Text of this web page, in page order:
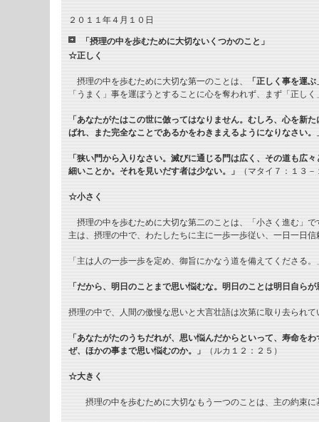
２０１１年４月１０日
「摂理の中を歩むために大切ないくつかのこと」
☆正しく
摂理の中を歩むために大切な第一のことは、「正しく事を運ぶ
「うまく」事を運ぼうとすることに心を奪われず、まず「正し
「あなたがたはこの世に倣ってはなりません。むしろ、心を新
ばれ、また完全なことであるかをわきまえるようになりなさい。
「狭い門から入りなさい。滅びに通じる門は広く、その道も広
細いことか。それを見いだす者は少ない。」（マタイ７：１３－
☆小さく
摂理の中を歩むために大切な第二のことは、「小さく進む」で
主は、摂理の中で、わたしたちに主に一歩一歩従い、一日一日
「主は人の一歩一歩を定め、御旨にかなう道を備えてくださる
「だから、明日のことまで思い悩むな。明日のことは明日自ら
摂理の中で、人間の傲慢な思いと大言壮語は次第に取り去られて
「あなたがたのうちだれが、思い悩んだからといって、寿命を
ぜ、ほかの事まで思い悩むのか。」（ルカ１２：２５）
☆大きく
摂理の中を歩むために大切なもう一つのことは、主の約束に